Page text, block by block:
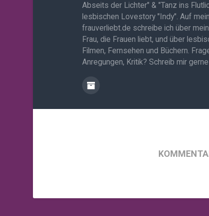
Abseits der Lichter" & "Tanz ins
lesbischen Lovestory "Indy". Auf
frauverliebt.de schreibe ich über
Frau, die Frauen liebt, und über
Filmen, Fernsehen und Büchern.
Anregungen, Kritik? Schreib mir